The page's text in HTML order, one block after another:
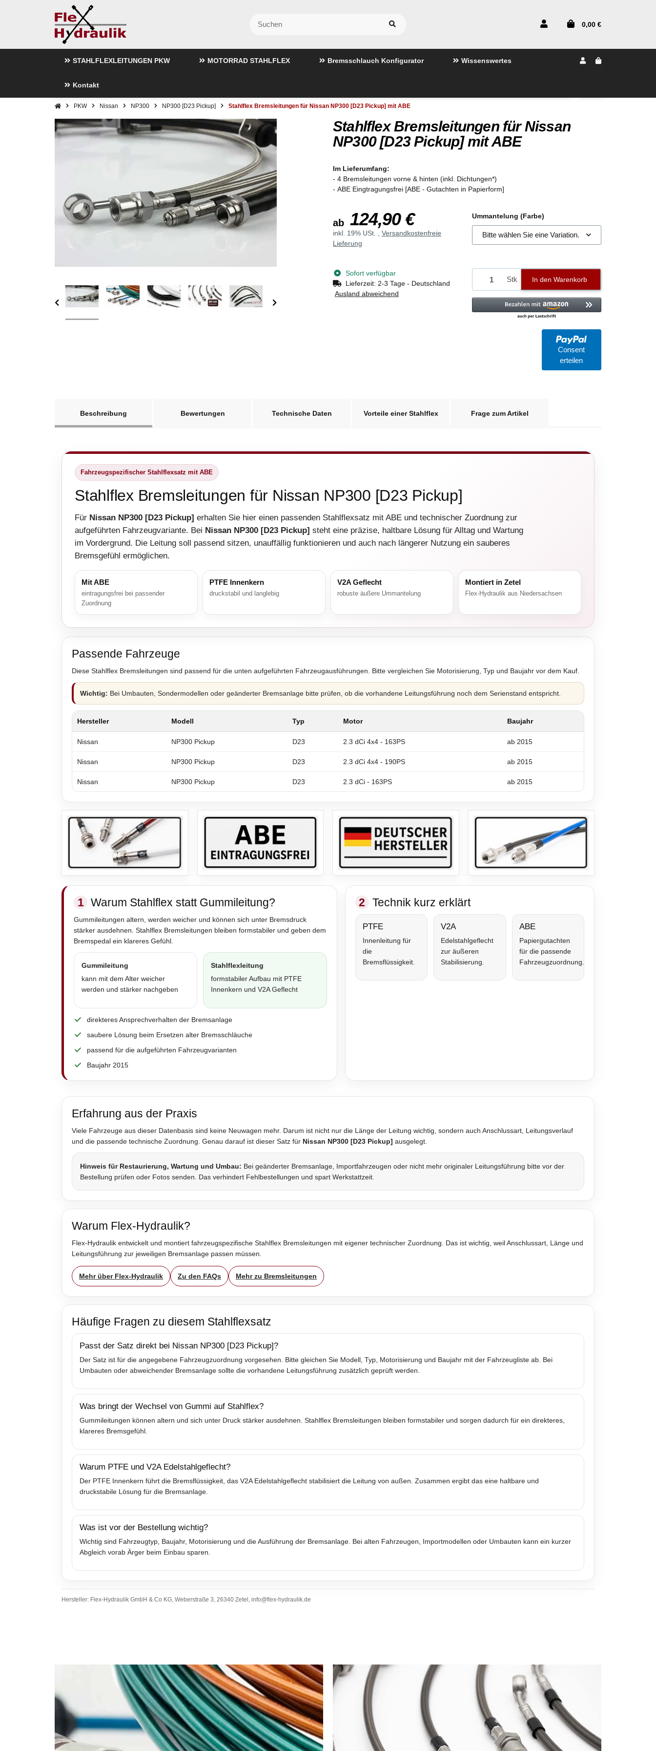
0,00 €
STAHLFLEXLEITUNGEN PKW MOTORRAD STAHLFLEX Bremsschlauch Konfigurator Wissenswertes
Kontakt
PKW Nissan NP300 NP300 [D23 Pickup] Stahlflex Bremsleitungen für Nissan NP300 [D23 Pickup] mit ABE
Stahlflex Bremsleitungen für Nissan
NP300 [D23 Pickup] mit ABE
Im Lieferumfang:
- 4 Bremsleitungen vorne & hinten (inkl. Dichtungen*)
- ABE Eingtragungsfrei [ABE - Gutachten in Papierform]
ab 124,90 €
inkl. 19% USt. , Versandkostenfreie
Lieferung
Sofort verfügbar
Lieferzeit: 2-3 Tage - Deutschland
Ausland abweichend
Ummantelung (Farbe)
Bitte wählen Sie eine Variation.
Stk In den Warenkorb
Consent
erteilen
Beschreibung
Bewertungen Technische Daten Vorteile einer Stahlflex Frage zum Artikel
Fahrzeugspezifischer Stahlflexsatz mit ABE
Stahlflex Bremsleitungen für Nissan NP300 [D23 Pickup]
Für Nissan NP300 [D23 Pickup] erhalten Sie hier einen passenden Stahlflexsatz mit ABE und technischer Zuordnung zur
aufgeführten Fahrzeugvariante. Bei Nissan NP300 [D23 Pickup] steht eine präzise, haltbare Lösung für Alltag und Wartung
im Vordergrund. Die Leitung soll passend sitzen, unauffällig funktionieren und auch nach längerer Nutzung ein sauberes
Bremsgefühl ermöglichen.
Mit ABE
eintragungsfrei bei passender
Zuordnung
PTFE Innenkern
druckstabil und langlebig
V2A Geflecht
robuste äußere Ummantelung
Montiert in Zetel
Flex-Hydraulik aus Niedersachsen
Passende Fahrzeuge
Diese Stahlflex Bremsleitungen sind passend für die unten aufgeführten Fahrzeugausführungen. Bitte vergleichen Sie Motorisierung, Typ und Baujahr vor dem Kauf.
Wichtig: Bei Umbauten, Sondermodellen oder geänderter Bremsanlage bitte prüfen, ob die vorhandene Leitungsführung noch dem Serienstand entspricht.
Hersteller Modell Typ Motor Baujahr
Nissan NP300 Pickup D23 2.3 dCi 4x4 - 163PS ab 2015
Nissan NP300 Pickup D23 2.3 dCi 4x4 - 190PS ab 2015
Nissan NP300 Pickup D23 2.3 dCi - 163PS ab 2015
1 Warum Stahlflex statt Gummileitung?
Gummileitungen altern, werden weicher und können sich unter Bremsdruck
stärker ausdehnen. Stahlflex Bremsleitungen bleiben formstabiler und geben dem
Bremspedal ein klareres Gefühl.
Gummileitung
kann mit dem Alter weicher
werden und stärker nachgeben
Stahlflexleitung
formstabiler Aufbau mit PTFE
Innenkern und V2A Geflecht
direkteres Ansprechverhalten der Bremsanlage
saubere Lösung beim Ersetzen alter Bremsschläuche
passend für die aufgeführten Fahrzeugvarianten
Baujahr 2015
2 Technik kurz erklärt
PTFE
Innenleitung für
die
Bremsflüssigkeit.
V2A
Edelstahlgeflecht
zur äußeren
Stabilisierung.
ABE
Papiergutachten
für die passende
Fahrzeugzuordnung.
Erfahrung aus der Praxis
Viele Fahrzeuge aus dieser Datenbasis sind keine Neuwagen mehr. Darum ist nicht nur die Länge der Leitung wichtig, sondern auch Anschlussart, Leitungsverlauf
und die passende technische Zuordnung. Genau darauf ist dieser Satz für Nissan NP300 [D23 Pickup] ausgelegt.
Hinweis für Restaurierung, Wartung und Umbau: Bei geänderter Bremsanlage, Importfahrzeugen oder nicht mehr originaler Leitungsführung bitte vor der
Bestellung prüfen oder Fotos senden. Das verhindert Fehlbestellungen und spart Werkstattzeit.
Warum Flex-Hydraulik?
Flex-Hydraulik entwickelt und montiert fahrzeugspezifische Stahlflex Bremsleitungen mit eigener technischer Zuordnung. Das ist wichtig, weil Anschlussart, Länge und
Leitungsführung zur jeweiligen Bremsanlage passen müssen.
Mehr über Flex-Hydraulik Zu den FAQs Mehr zu Bremsleitungen
Häufige Fragen zu diesem Stahlflexsatz
Passt der Satz direkt bei Nissan NP300 [D23 Pickup]?
Der Satz ist für die angegebene Fahrzeugzuordnung vorgesehen. Bitte gleichen Sie Modell, Typ, Motorisierung und Baujahr mit der Fahrzeugliste ab. Bei
Umbauten oder abweichender Bremsanlage sollte die vorhandene Leitungsführung zusätzlich geprüft werden.
Was bringt der Wechsel von Gummi auf Stahlflex?
Gummileitungen können altern und sich unter Druck stärker ausdehnen. Stahlflex Bremsleitungen bleiben formstabiler und sorgen dadurch für ein direkteres,
klareres Bremsgefühl.
Warum PTFE und V2A Edelstahlgeflecht?
Der PTFE Innenkern führt die Bremsflüssigkeit, das V2A Edelstahlgeflecht stabilisiert die Leitung von außen. Zusammen ergibt das eine haltbare und
druckstabile Lösung für die Bremsanlage.
Was ist vor der Bestellung wichtig?
Wichtig sind Fahrzeugtyp, Baujahr, Motorisierung und die Ausführung der Bremsanlage. Bei alten Fahrzeugen, Importmodellen oder Umbauten kann ein kurzer
Abgleich vorab Ärger beim Einbau sparen.
Hersteller: Flex-Hydraulik GmbH & Co KG, Weberstraße 3, 26340 Zetel, info@flex-hydraulik.de